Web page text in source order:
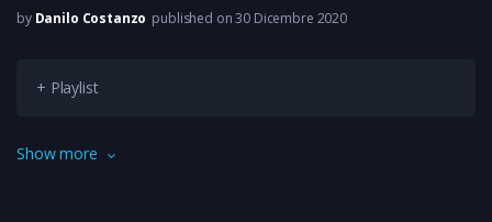
by Danilo Costanzo published on 30 Dicembre 2020
+ Playlist
Aprire le scuole in sicurezza e mantenerle aperte nel tempo:
Show more